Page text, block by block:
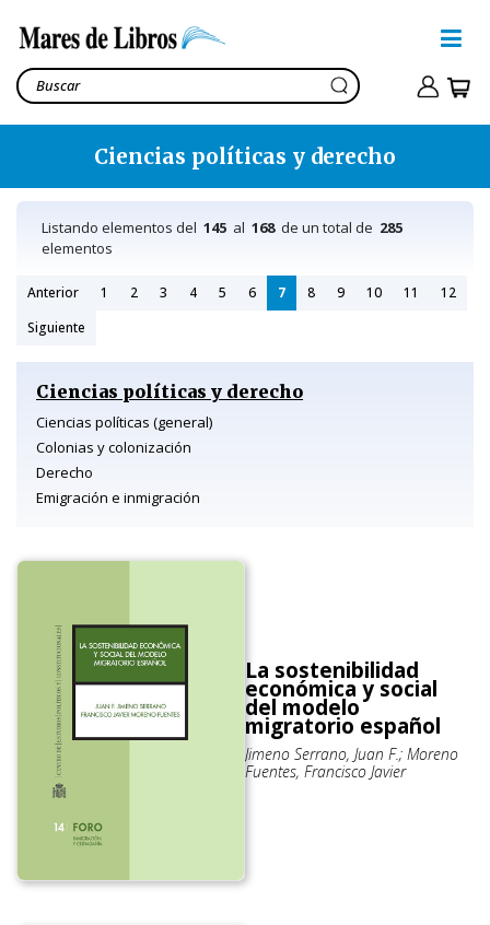
Ciencias políticas y derecho
Listando elementos del 145 al 168de un total de 285
elementos
Anterior 1 2 3 4 5 6 7 8 9 10 11
12
Siguiente
Ciencias políticas y derecho
Ciencias políticas (general)
Colonias y colonización
Derecho
Emigración e inmigración
La sostenibilidad
económica y social
del modelo
migratorio español
Jimeno Serrano, Juan F.; Moreno
Fuentes, Francisco Javier